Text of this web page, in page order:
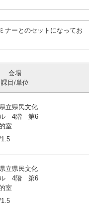
ナーとのセットになってお
会場
課目/単位
立県民文化
ル 4階 第6
室
立県民文化
ル 4階 第6
室